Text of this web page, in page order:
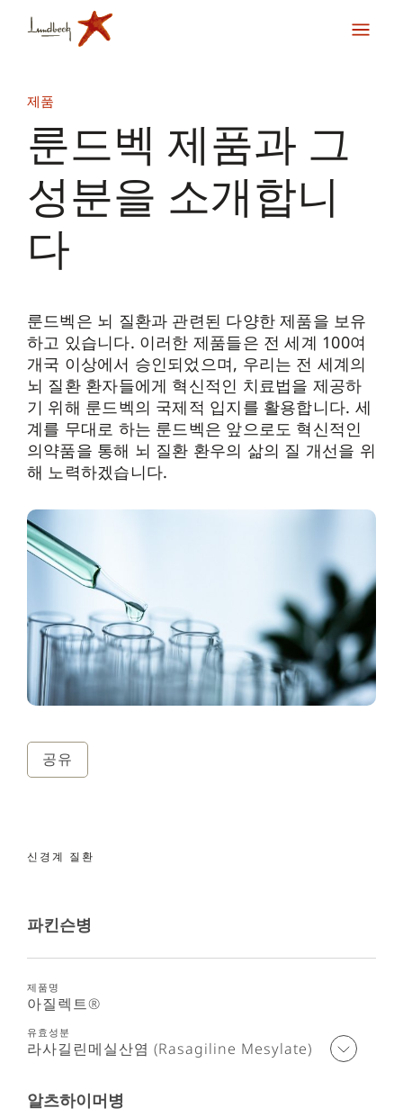
공유
제품
룬드벡 제품과 그
성분을 소개합니
다
룬드벡은 뇌 질환과 관련된 다양한 제품을 보유
하고 있습니다. 이러한 제품들은 전 세계 100여
개국 이상에서 승인되었으며, 우리는 전 세계의
뇌 질환 환자들에게 혁신적인 치료법을 제공하
기 위해 룬드벡의 국제적 입지를 활용합니다. 세
계를 무대로 하는 룬드벡은 앞으로도 혁신적인
의약품을 통해 뇌 질환 환우의 삶의 질 개선을 위
해 노력하겠습니다.
신경계 질환
파킨슨병
아질렉트®
라사길린메실산염 (Rasagiline Mesylate)
알츠하이머병